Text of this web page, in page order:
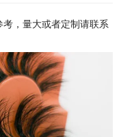
，量大或者定制请联系